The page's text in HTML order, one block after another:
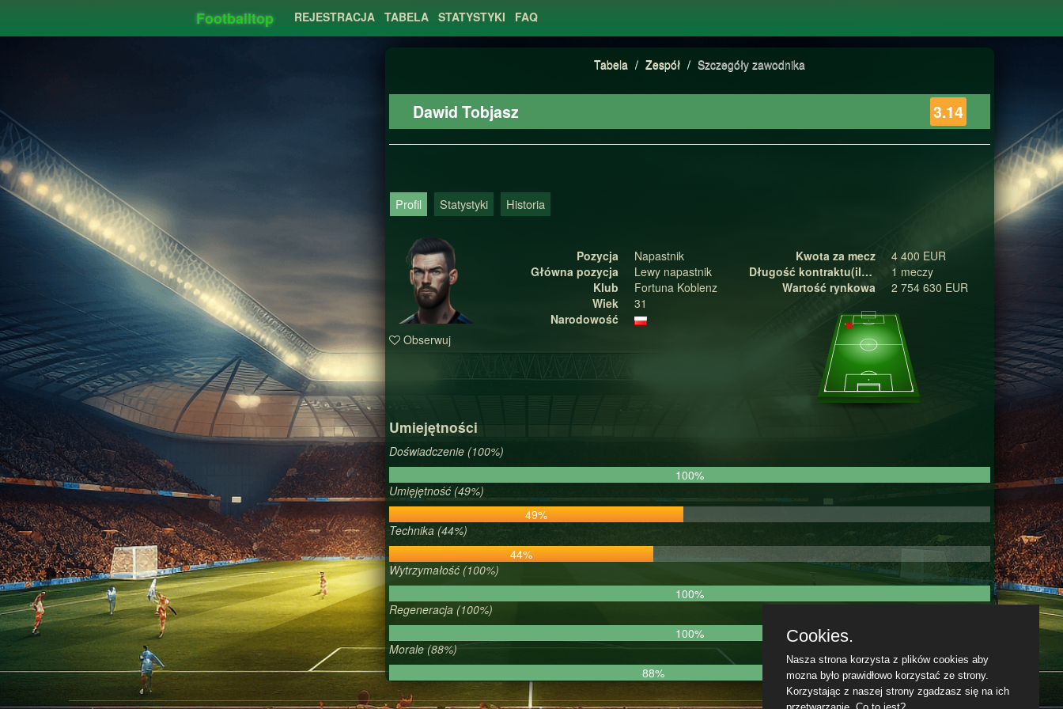
Footballtop REJESTRACJA TABELA STATYSTYKI FAQ
Tabela / Zespół / Szczegóły zawodnika
Dawid Tobjasz 3.14
Profil Statystyki Historia
Obserwuj
Pozycja
Napastnik
Główna pozycja
Lewy napastnik
Klub
Fortuna Koblenz
Wiek
31
Narodowość
Kwota za mecz
4 400 EUR
Długość kontraktu(ilość meczy)
1 meczy
Wartość rynkowa
2 754 630 EUR
Umiejętności
Doświadczenie (100%)
100%
Umięjętność (49%)
49%
Technika (44%)
44%
Wytrzymałość (100%)
100%
Regeneracja (100%)
100%
Morale (88%)
88%
Cookies.
Nasza strona korzysta z plików cookies aby
mozna było prawidłowo korzystać ze strony.
Korzystając z naszej strony zgadzasz się na ich